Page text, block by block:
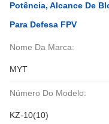
Potência, Alcance De
Para Defesa FPV
Nome Da Marca:
MYT
Número Do Modelo:
KZ-10(10)